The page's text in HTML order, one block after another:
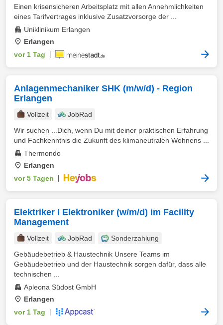
Einen krisensicheren Arbeitsplatz mit allen Annehmlichkeiten
eines Tarifvertrages inklusive Zusatzvorsorge der ...
Uniklinikum Erlangen
Erlangen
vor 1 Tag
Anlagenmechaniker SHK (m/w/d) - Region
Erlangen
Vollzeit
JobRad
Wir suchen ...Dich, wenn Du mit deiner praktischen Erfahrung
und Fachkenntnis die Zukunft des klimaneutralen Wohnens ...
Thermondo
Erlangen
vor 5 Tagen
Elektriker I Elektroniker (w/m/d) im Facility
Management
Vollzeit JobRad
Sonderzahlung
Gebäudebetrieb & Haustechnik Unsere Teams im
Gebäudebetrieb und der Haustechnik sorgen dafür, dass alle
technischen ...
Apleona Südost GmbH
Erlangen
vor 1 Tag